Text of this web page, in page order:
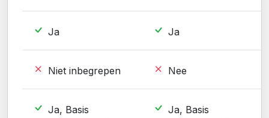
Ja Ja
Niet inbegrepen Nee
Ja, Basis
Ja, Basis